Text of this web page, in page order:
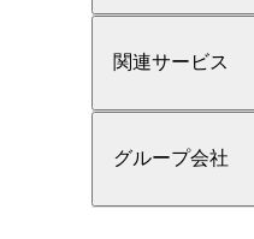
関連サービス
グループ会社